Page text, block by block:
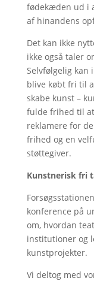
fødekæden ud i
af hinandens
Det kan ikke
ikke også taler
Selvfølgelig kan
blive købt fri til
skabe kunst –
fulde frihed til
reklamere for
frihed og en
støttegiver.
Kunstnerisk fri
konference på
om, hvordan
institutioner og
kunstprojekter.
Vi deltog med